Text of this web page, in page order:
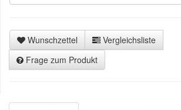
Wunschzettel
Vergleichsliste
Frage zum Produkt